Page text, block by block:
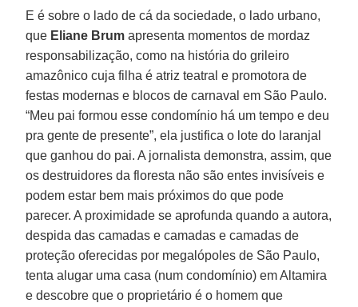
E é sobre o lado de cá da sociedade, o lado urbano,
que Eliane Brum apresenta momentos de mordaz
responsabilização, como na história do grileiro
amazônico cuja filha é atriz teatral e promotora de
festas modernas e blocos de carnaval em São Paulo.
“Meu pai formou esse condomínio há um tempo e deu
pra gente de presente”, ela justifica o lote do laranjal
que ganhou do pai. A jornalista demonstra, assim, que
os destruidores da floresta não são entes invisíveis e
podem estar bem mais próximos do que pode
parecer. A proximidade se aprofunda quando a autora,
despida das camadas e camadas e camadas de
proteção oferecidas por megalópoles de São Paulo,
tenta alugar uma casa (num condomínio) em Altamira
e descobre que o proprietário é o homem que